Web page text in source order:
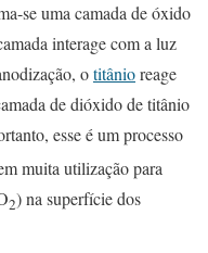
se uma camada de óxido
interage com a luz
otitânioreage
de dióxido de titânio
esse é um processo
muita utilização para
2) na superfície dos